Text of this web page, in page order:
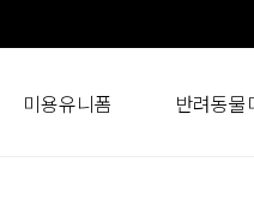
미용유니폼 반려동물